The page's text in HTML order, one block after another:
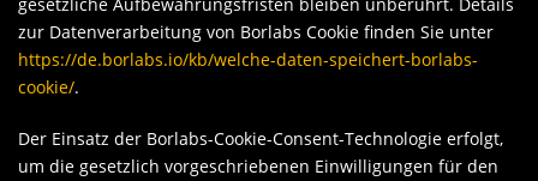
zur Datenverarbeitung von Borlabs Cookie finden Sie unter
https://de.borlabs.io/kb/welche-daten-speichert-borlabs-
cookie/.
Der Einsatz der Borlabs-Cookie-Consent-Technologie erfolgt,
um die gesetzlich vorgeschriebenen Einwilligungen für den